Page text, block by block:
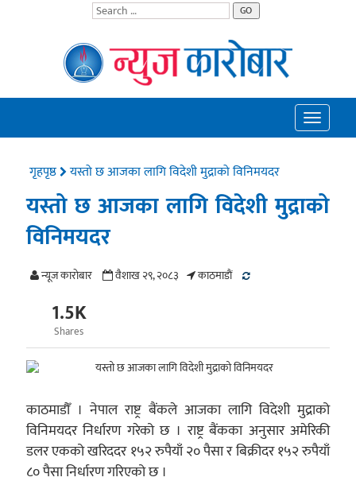
GO
Toggle
गृहपृष्ठ यस्तो छ आजका लागि विदेशी मुद्राको विनिमयदर
यस्तो छ आजका लागि विदेशी मुद्राको
विनिमयदर
न्यूज काराेबार वैशाख २९, २०८३ काठमाडाैं
1.5K
Shares
काठमाडौँ । नेपाल राष्ट्र बैंकले आजका लागि विदेशी मुद्राको
विनिमयदर निर्धारण गरेको छ । राष्ट्र बैंकका अनुसार अमेरिकी
डलर एकको खरिददर १५२ रुपैयाँ २० पैसा र बिक्रीदर १५२ रुपैयाँ
८० पैसा निर्धारण गरिएको छ ।